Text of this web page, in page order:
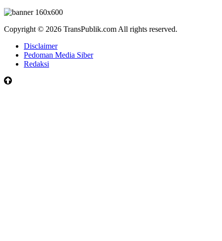
Copyright © 2026 TransPublik.com All rights reserved.
Disclaimer
Pedoman Media Siber
Redaksi